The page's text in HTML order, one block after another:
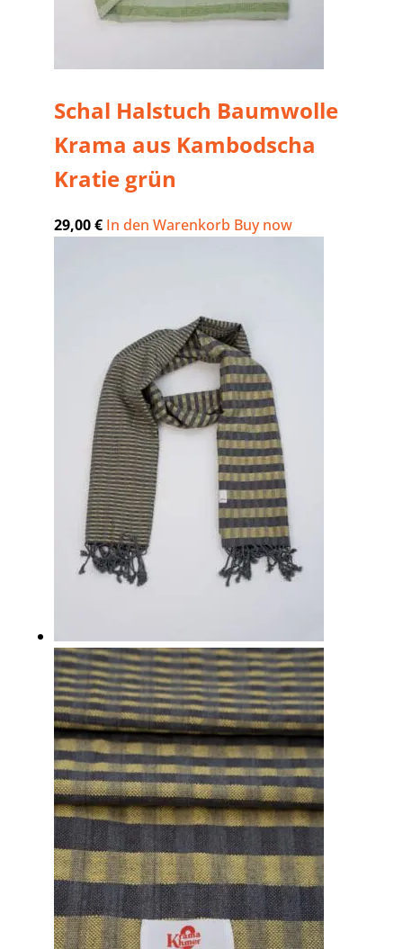
Schal Halstuch Baumwolle
Krama aus Kambodscha
Kratie grün
29,00€ In den Warenkorb Buy now